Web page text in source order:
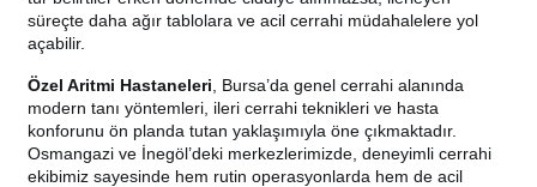
süreçte daha ağır tablolara ve acil cerrahi müdahalelere yol
açabilir.
Özel Aritmi Hastaneleri , Bursa’da genel cerrahi alanında
modern tanı yöntemleri, ileri cerrahi teknikleri ve hasta
konforunu ön planda tutan yaklaşımıyla öne çıkmaktadır.
Osmangazi ve İnegöl’deki merkezlerimizde, deneyimli cerrahi
ekibimiz sayesinde hem rutin operasyonlarda hem de acil